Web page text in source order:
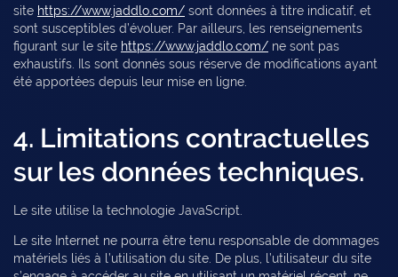
site https://www.jaddlo.com/ sont données à titre indicatif, et
sont susceptibles d’évoluer. Par ailleurs, les renseignements
figurant sur le site https://www.jaddlo.com/ ne sont pas
exhaustifs. Ils sont donnés sous réserve de modifications ayant
été apportées depuis leur mise en ligne.
4. Limitations contractuelles
sur les données techniques.
Le site utilise la technologie JavaScript.
Le site Internet ne pourra être tenu responsable de dommages
matériels liés à l’utilisation du site. De plus, l’utilisateur du site